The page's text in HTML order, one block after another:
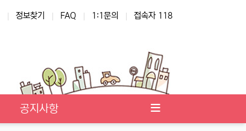
정보찾기 FAQ 1:1문의 접속자 118
공지사항